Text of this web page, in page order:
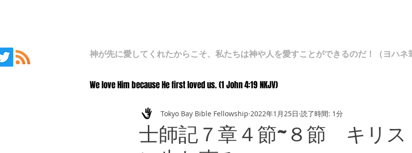
神が先に愛してくれたからこそ、私たちは神や人を愛すことができるのだ！（ヨハネ
We love Him because He first loved us. (1 John 4:19 NKJV)
士師記７章４節~８節 キリス
Tokyo Bay Bible Fellowship 2022年1月25日 読了時間: 1分